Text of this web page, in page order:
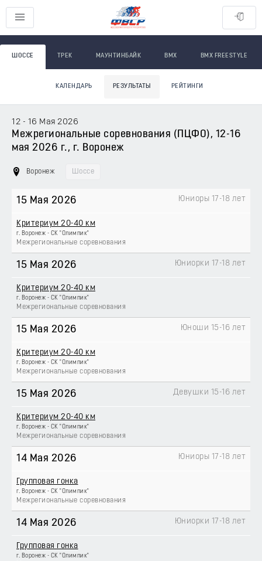
ШОССЕ ТРЕК МАУНТИНБАЙК BMX BMX FREESTYLE
КАЛЕНДАРЬ РЕЗУЛЬТАТЫ РЕЙТИНГИ
12 - 16 Мая 2026
Межрегиональные соревнования (ПЦФО), 12-16
мая 2026 г., г. Воронеж
Воронеж Шоссе
15 Мая 2026
Критериум 20-40 км
г. Воронеж - СК "Олимпик"
Межрегиональные соревнования
Юниоры 17-18 лет
15 Мая 2026
Критериум 20-40 км
г. Воронеж - СК "Олимпик"
Межрегиональные соревнования
Юниорки 17-18 лет
15 Мая 2026
Критериум 20-40 км
г. Воронеж - СК "Олимпик"
Межрегиональные соревнования
Юноши 15-16 лет
15 Мая 2026
Критериум 20-40 км
г. Воронеж - СК "Олимпик"
Межрегиональные соревнования
Девушки 15-16 лет
14 Мая 2026
Групповая гонка
г. Воронеж - СК "Олимпик"
Межрегиональные соревнования
Юниоры 17-18 лет
14 Мая 2026
Групповая гонка
г. Воронеж - СК "Олимпик"
Юниорки 17-18 лет